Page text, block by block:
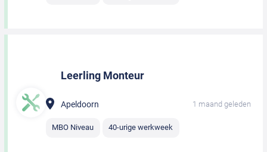
Leerling Monteur
Apeldoorn 1 maand geleden
MBO Niveau 40-urige werkweek